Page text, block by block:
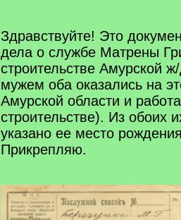
Здравствуйте! Это
дела о службе Матрены
строительстве Амурской
мужем оба оказались на
Амурской области и
строительстве). Из обоих
указано ее место
Прикрепляю.